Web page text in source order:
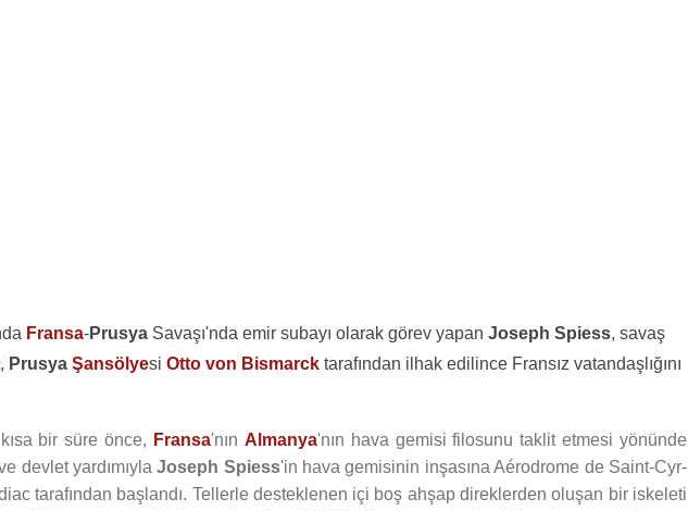
Fransa-Prusya Savaşı'nda emir subayı olarak görev yapan Joseph Spiess, savaş
, Prusya Şansölyesi Otto von Bismarck tarafından ilhak edilince Fransız vatandaşlığını
bir süre önce, Fransa'nın Almanya'nın hava gemisi filosunu taklit etmesi yönünde
devlet yardımıylaJoseph Spiess'in hava gemisinin inşasına Aérodrome de Saint-Cyr-
tarafından başlandı. Tellerle desteklenen içi boş ahşap direklerden oluşan bir iskeleti